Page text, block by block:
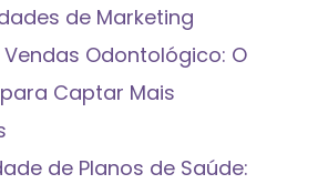
de Marketing
Odontológico: O
Captar Mais
de Planos de Saúde: